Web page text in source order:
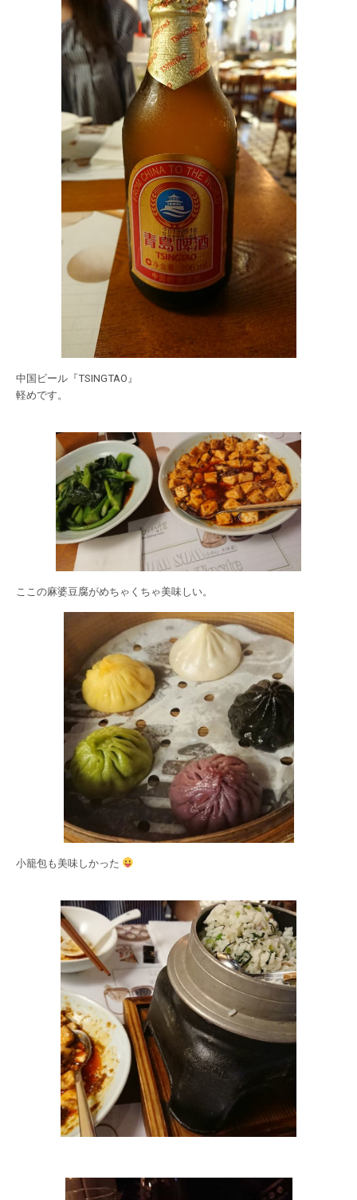
中国ビール『TSINGTAO』
軽めです。
ここの麻婆豆腐がめちゃくちゃ美味しい。
小籠包も美味しかった